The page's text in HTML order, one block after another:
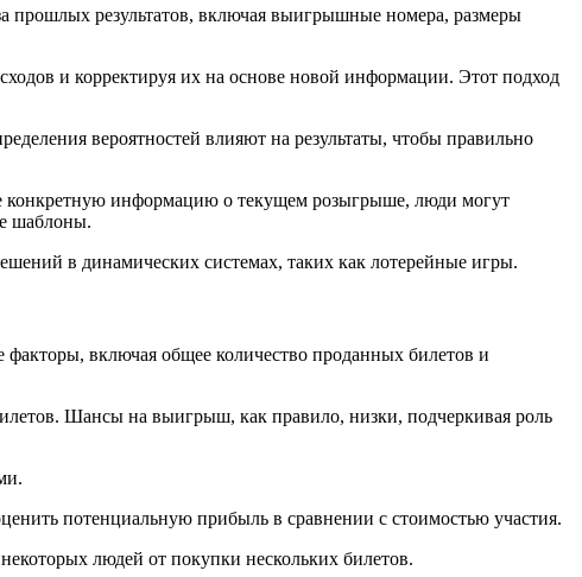
прошлых результатов, включая выигрышные номера, размеры
и корректируя их на основе новой информации. Этот подход
вероятностей влияют на результаты, чтобы правильно
конкретную информацию о текущем розыгрыше, люди могут
шаблоны.
в динамических системах, таких как лотерейные игры.
включая общее количество проданных билетов и
Шансы на выигрыш, как правило, низки, подчеркивая роль
потенциальную прибыль в сравнении с стоимостью участия.
людей от покупки нескольких билетов.